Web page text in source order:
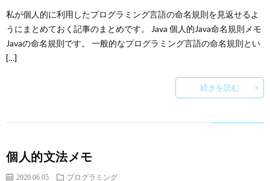
私が個人的に利用したプログラミング言語の命名規則を見返せるよ
うにまとめておく記事のまとめです。 Java 個人的Java命名規則メモ
Javaの命名規則です。 一般的なプログラミング言語の命名規則とい
[…]
続きを読む
個人的文法メモ
2020.06.05
プログラミング